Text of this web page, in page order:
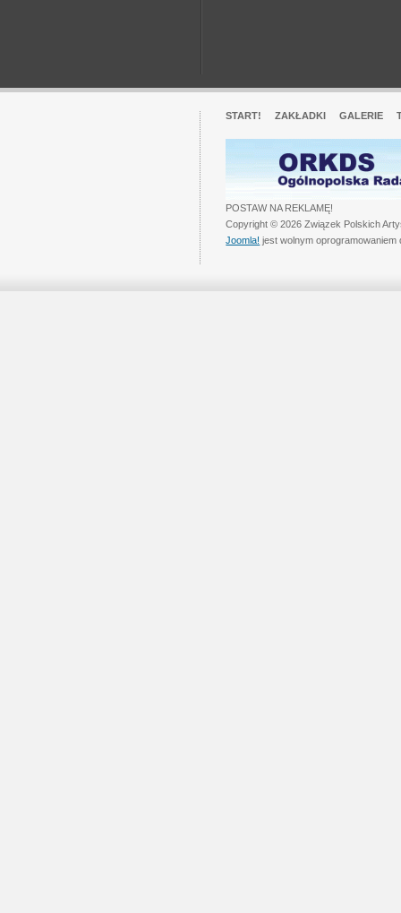
START! ZAKŁADKI GALERIE
POSTAW NA REKLAMĘ!
Copyright © 2026 Związek Polskich
Joomla! jest wolnym